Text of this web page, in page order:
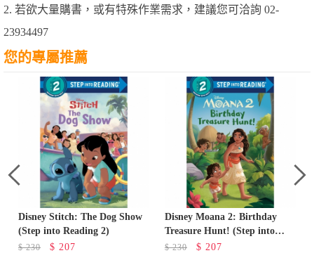
2. 若欲大量購書，或有特殊作業需求，建議您可洽詢 02-
23934497
您的專屬推薦
Disney Stitch: The Dog Show
(Step into Reading 2)
$230 $ 207
Disney Moana 2: Birthday
Treasure Hunt! (Step into
Reading 2)
$230 $ 207